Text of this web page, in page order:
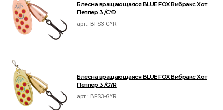
Блесна вращающаяся BLUE FOX Вибракс Хот
Пеппер 3 /CYR
арт.: BFS3-CYR
Блесна вращающаяся BLUE FOX Вибракс Хот
Пеппер 3 /GYR
арт.: BFS3-GYR